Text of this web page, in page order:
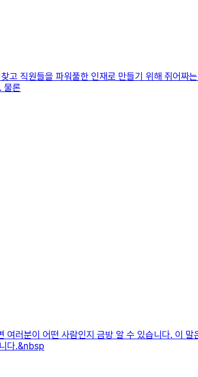
고 직원들을 파워풀한 인재로 만들기 위해 쥐어
물론
여러분이 어떤 사람인지 금방 알 수 있습니다. 이
다.&nbsp